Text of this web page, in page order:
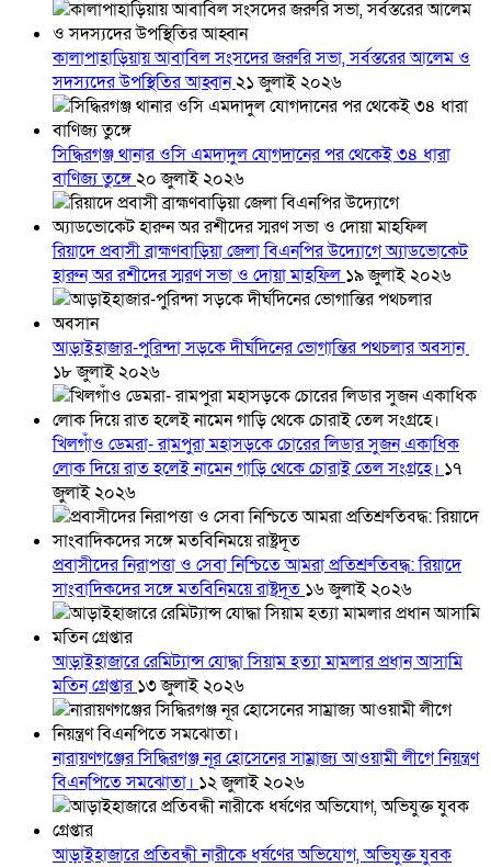
কালাপাহাড়িয়ায় আবাবিল সংসদের জরুরি সভা, সর্বস্তরের আলেম ও
সদস্যদের উপস্থিতির আহ্বান২১ জুলাই ২০২৬
সিদ্ধিরগঞ্জ থানার ওসি এমদাদুল যোগদানের পর থেকেই ৩৪ ধারা
বাণিজ্য তুঙ্গে২০ জুলাই ২০২৬
রিয়াদে প্রবাসী ব্রাহ্মণবাড়িয়া জেলা বিএনপির উদ্যোগে অ্যাডভোকেট
হারুন অর রশীদের স্মরণ সভা ও দোয়া মাহফিল ১৯ জুলাই ২০২৬
আড়াইহাজার-পুরিন্দা সড়কে দীর্ঘদিনের ভোগান্তির পথচলার অবসান
১৮ জুলাই ২০২৬
খিলগাঁও ডেমরা- রামপুরা মহাসড়কে চোরের লিডার সুজন একাধিক
লোক দিয়ে রাত হলেই নামেন গাড়ি থেকে চোরাই তেল সংগ্রহে। ১৭
জুলাই ২০২৬
প্রবাসীদের নিরাপত্তা ও সেবা নিশ্চিতে আমরা প্রতিশ্রুতিবদ্ধ: রিয়াদে
সাংবাদিকদের সঙ্গে মতবিনিময়ে রাষ্ট্রদূত ১৬ জুলাই ২০২৬
আড়াইহাজারে রেমিট্যান্স যোদ্ধা সিয়াম হত্যা মামলার প্রধান আসামি
মতিন গ্রেপ্তার১৩ জুলাই ২০২৬
নারায়ণগঞ্জের সিদ্ধিরগঞ্জ নূর হোসেনের সাম্রাজ্য আওয়ামী লীগে নিয়ন্ত্রণ
বিএনপিতে সমঝোতা। ১২ জুলাই ২০২৬
আড়াইহাজারে প্রতিবন্ধী নারীকে ধর্ষণের অভিযোগ, অভিযুক্ত যুবক